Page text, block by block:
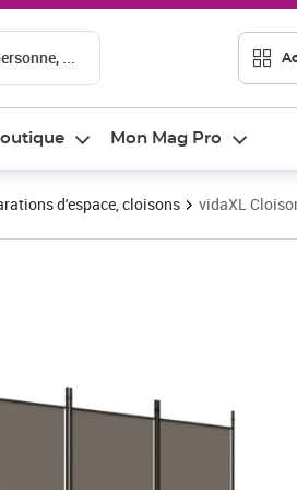
...
Mon Mag Pro
d'espace, cloisons vidaXL